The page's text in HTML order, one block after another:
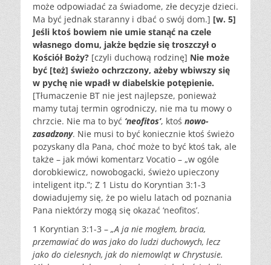
może odpowiadać za świadome, złe decyzje dzieci.
Ma być jednak staranny i dbać o swój dom.] [w. 5]
Jeśli ktoś bowiem nie umie stanąć na czele
własnego domu, jakże będzie się troszczył o
Kościół Boży? [czyli duchową rodzinę] Nie może
być [też] świeżo ochrzczony, ażeby wbiwszy się
w pychę nie wpadł w diabelskie potępienie.
[Tłumaczenie BT nie jest najlepsze, ponieważ
mamy tutaj termin ogrodniczy, nie ma tu mowy o
chrzcie. Nie ma to być ‘neofitos’, ktoś nowo-
zasadzony. Nie musi to być koniecznie ktoś świeżo
pozyskany dla Pana, choć może to być ktoś tak, ale
także – jak mówi komentarz Vocatio – „w ogóle
dorobkiewicz, nowobogacki, świeżo upieczony
inteligent itp.”; Z 1 Listu do Koryntian 3:1-3
dowiadujemy się, że po wielu latach od poznania
Pana niektórzy mogą się okazać ‘neofitos’.
1 Koryntian 3:1-3 – „A ja nie mogłem, bracia,
przemawiać do was jako do ludzi duchowych, lecz
jako do cielesnych, jak do niemowląt w Chrystusie.